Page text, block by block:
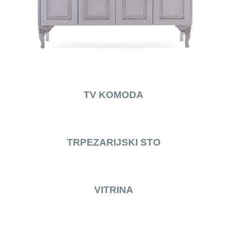
TV KOMODA
TRPEZARIJSKI STO
VITRINA